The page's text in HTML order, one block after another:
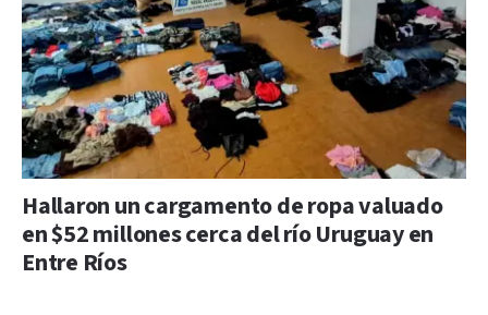
Hallaron un cargamento de ropa valuado
en $52 millones cerca del río Uruguay en
Entre Ríos